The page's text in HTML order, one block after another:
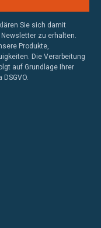
Sie sich damit
zu erhalten.
Produkte,
Die Verarbeitung
auf Grundlage Ihrer